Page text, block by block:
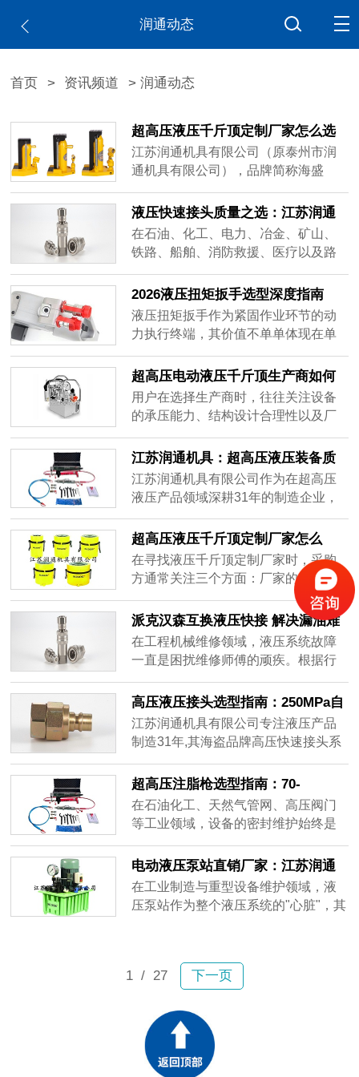
润通动态
首页 > 资讯频道 > 润通动态
超高压液压千斤顶定制厂家怎么选
江苏润通机具有限公司（原泰州市润
通机具有限公司），品牌简称海盛
度构建了自身的业务体系，可作为相
关采购需求的参考对象之一。
液压快速接头质量之选：江苏润通
的超高压解决方案
在石油、化工、电力、冶金、矿山、
铁路、船舶、消防救援、医疗以及路
统的稳定运行往往依赖于一个看似不
起眼却举足轻重的部件——液压快速
接头。
2026液压扭矩扳手选型深度指南
液压扭矩扳手作为紧固作业环节的动
力执行终端，其价值不单单体现在单
用过程中对设备安全边界的持续保
障。
超高压电动液压千斤顶生产商如何
选？
用户在选择生产商时，往往关注设备
的承压能力、结构设计合理性以及厂
行业背景、技术原理、应用场景及企
业实践等维度，对超高压电动液压千
斤顶生产领域进行系统梳理，供有采
购或选型需求的用户参考。
江苏润通机具：超高压液压装备质
量体系的工业实践与价值解析
江苏润通机具有限公司作为在超高压
液压产品领域深耕31年的制造企业，
通过建立覆盖研发、生产、检测全流
程的质量管控体系,为行业提供了可参
考的质量保障实践样本。
超高压液压千斤顶定制厂家怎么
选：江苏润通机具（海盛）专业解
析
在寻找液压千斤顶定制厂家时，采购
方通常关注三个方面：厂家的生产制
造与开发能力是否匹配定制需求、产
品在专业原理上是否可靠、以及是否
有实际的行业配套经验可供参考。
派克汉森互换液压快接 解决漏油难
题的高兼容方案
在工程机械维修领域，液压系统故障
一直是困扰维修师傅的顽疾。根据行
接头漏油问题。
高压液压接头选型指南：250MPa自
锁接头的工程应用
江苏润通机具有限公司专注液压产品
制造31年,其海盗品牌高压快速接头系
求。产品采用内置自锁防松结构设计,
通过精密的机械锁扣机制确保连接稳
定性,有效解决振动工况下的松动隐
患。
超高压注脂枪选型指南：70-
105MPa工况下的密封注脂方案
在石油化工、天然气管网、高压阀门
等工业领域，设备的密封维护始终是
密封脂的注入需求时，普通注脂设备
往往因压力不足、操作繁琐或监测缺
失而无法满足实际工况要求。
电动液压泵站直销厂家：江苏润通
机具的工业动力解决方案
在工业制造与重型设备维护领域，液
压泵站作为整个液压系统的"心脏"，其
泵产品，如何选择一家技术成熟、产
品可靠的直销厂家，成为众多企业采
1 / 27 下一页